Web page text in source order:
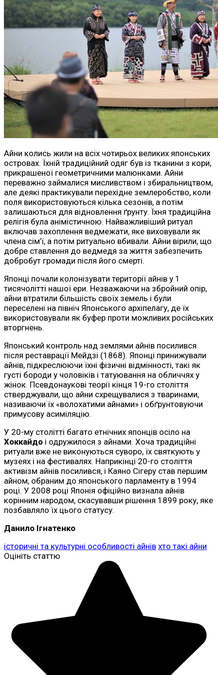
Айни колись жили на всіх чотирьох великих японських
островах. Їхній традиційний одяг був із тканини з кори,
прикрашеної геометричними малюнками. Айни
переважно займалися мисливством і збиральництвом,
але деякі практикували перехідне землеробство, коли
поля використовуються кілька сезонів, а потім
залишаються для відновлення ґрунту. Їхня традиційна
релігія була анімістичною. Найважливіший ритуал
включав захоплення ведмежати, яке виховували як
члена сім’ї, а потім ритуально вбивали. Айни вірили, що
добре ставлення до ведмедя за життя забезпечить
добробут громади після його смерті.
Японці почали колонізувати території айнів у 1
тисячолітті нашої ери. Незважаючи на збройний опір,
айни втратили більшість своїх земель і були
переселені на північ Японського архіпелагу, де їх
використовували як буфер проти можливих російських
вторгнень.
Японський контроль над землями айнів посилився
після реставрації Мейдзі (1868). Японці принижували
айнів, підкреслюючи їхні фізичні відмінності, такі як
густі бороди у чоловіків і татуювання на обличчях у
жінок. Псевдонаукові теорії кінця 19-го століття
стверджували, що айни схрещувалися з тваринами,
називаючи їх «волохатими айнами» і обґрунтовуючи
примусову асиміляцію.
У 20-му столітті багато етнічних японців осіло на
Хоккайдо і одружилося з айнами. Хоча традиційні
ритуали вже не виконуються суворо, їх святкують у
музеях і на фестивалях. Наприкінці 20-го століття
активізм айнів посилився, і Каяно Сігеру став першим
айном, обраним до японського парламенту в 1994
році. У 2008 році Японія офіційно визнала айнів
корінним народом, скасувавши рішення 1899 року, яке
позбавляло їх цього статусу.
Данило Ігнатенко
історичні та культурні особливості айнів хто такі айни
Оцініть статтю